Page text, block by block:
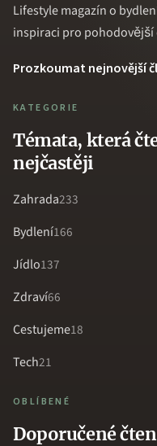
Lifestyle magazín o
inspiraci pro pohodovější
Prozkoumat nejnovější
KATEGORIE
Témata, která
nejčastěji
Zahrada233
Bydlení166
Jídlo137
Zdraví66
Cestujeme18
Tech21
OBLÍBENÉ
Doporučené